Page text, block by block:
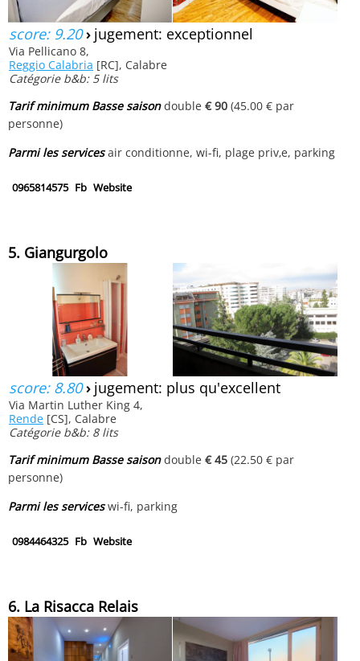
score: 9.20› jugement: exceptionnel
Via Pellicano 8,
Reggio Calabria [RC], Calabre
Catégorie b&b: 5 lits
Tarif minimum Basse saisondouble€ 90 (45.00 € par
personne)
Parmi les servicesair conditionne, wi-fi, plage priv‚e, parking
0965814575 Fb Website
5. Giangurgolo
score: 8.80› jugement: plus qu'excellent
Via Martin Luther King 4,
Rende [CS], Calabre
Catégorie b&b: 8 lits
Tarif minimum Basse saisondouble€ 45 (22.50 € par
personne)
Parmi les serviceswi-fi, parking
0984464325 Fb Website
6. La Risacca Relais